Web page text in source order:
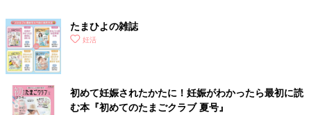
たまひよの雑誌
妊活
初めて妊娠されたかたに！妊娠がわかったら最初に読
む本『初めてのたまごクラブ 夏号』